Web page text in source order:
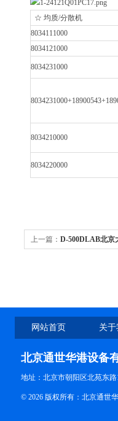
☆ 均质/分散机
8034111000
8034121000
8034231000
8034210000
8034220000
上一篇： D-500DLAB北京
网站首页 关
北京通世华港设备
地址：北京市朝阳区北苑东路
© 2026 版权所有：北京通世